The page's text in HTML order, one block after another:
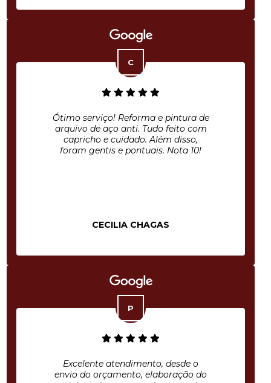
Ótimo serviço! Reforma e pintura de
arquivo de aço anti. Tudo feito com
capricho e cuidado. Além disso,
foram gentis e pontuais. Nota 10!
CECILIA CHAGAS
Excelente atendimento, desde o
envio do orçamento, elaboração do